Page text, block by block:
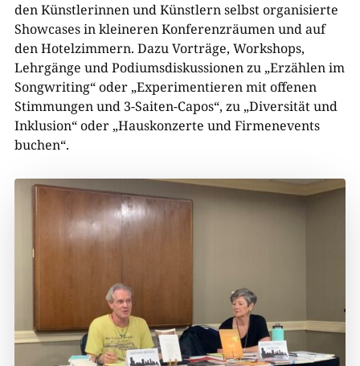
den Künstlerinnen und Künstlern selbst organisierte
Showcases in kleineren Konferenzräumen und auf
den Hotelzimmern. Dazu Vorträge, Workshops,
Lehrgänge und Podiumsdiskussionen zu „Erzählen im
Songwriting“ oder „Experimentieren mit offenen
Stimmungen und 3-Saiten-Capos“, zu „Diversität und
Inklusion“ oder „Hauskonzerte und Firmenevents
buchen“.